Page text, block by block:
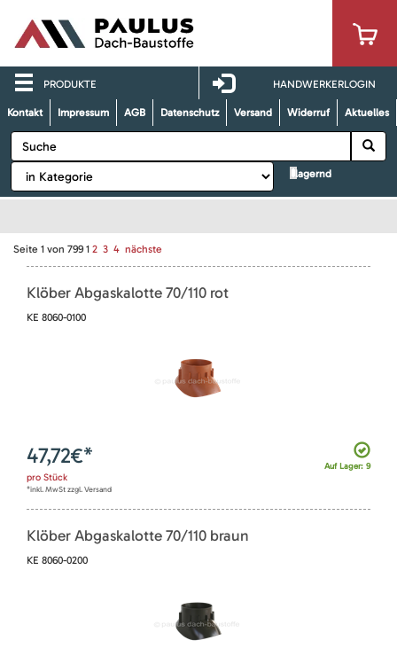
PRODUKTE HANDWERKERLOGIN
Kontakt Impressum AGB Datenschutz Versand Widerruf Aktuelles
lagernd
Seite 1 von 799 1 2 3 4 nächste
Klöber Abgaskalotte 70/110 rot
KE 8060-0100
Auf Lager: 9
47,72€*
pro Stück
*inkl. MwSt zzgl. Versand
Klöber Abgaskalotte 70/110 braun
KE 8060-0200